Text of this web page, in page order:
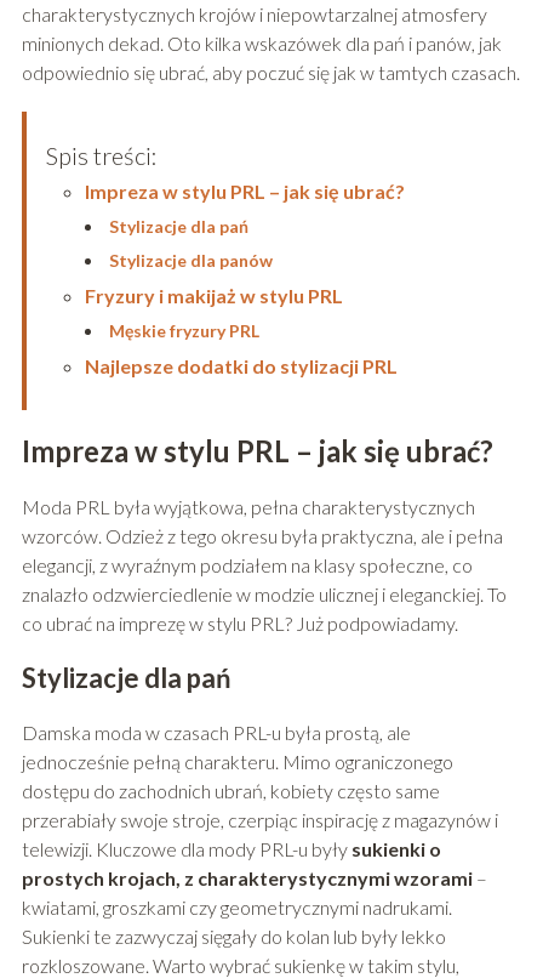
charakterystycznych krojów i niepowtarzalnej atmosfery
minionych dekad. Oto kilka wskazówek dla pań i panów, jak
odpowiednio się ubrać, aby poczuć się jak w tamtych czasach.
Spis treści:
Impreza w stylu PRL – jak się ubrać?
Stylizacje dla pań
Stylizacje dla panów
Fryzury i makijaż w stylu PRL
Męskie fryzury PRL
Najlepsze dodatki do stylizacji PRL
Impreza w stylu PRL – jak się ubrać?
Moda PRL była wyjątkowa, pełna charakterystycznych
wzorców. Odzież z tego okresu była praktyczna, ale i pełna
elegancji, z wyraźnym podziałem na klasy społeczne, co
znalazło odzwierciedlenie w modzie ulicznej i eleganckiej. To
co ubrać na imprezę w stylu PRL? Już podpowiadamy.
Stylizacje dla pań
Damska moda w czasach PRL-u była prostą, ale
jednocześnie pełną charakteru. Mimo ograniczonego
dostępu do zachodnich ubrań, kobiety często same
przerabiały swoje stroje, czerpiąc inspirację z magazynów i
telewizji. Kluczowe dla mody PRL-u były sukienki o
prostych krojach, z charakterystycznymi wzorami–
kwiatami, groszkami czy geometrycznymi nadrukami.
Sukienki te zazwyczaj sięgały do kolan lub były lekko
rozkloszowane. Warto wybrać sukienkę w takim stylu,